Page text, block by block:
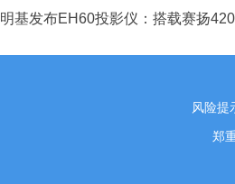
明基发布EH60投影仪：搭载赛扬
风险提
郑